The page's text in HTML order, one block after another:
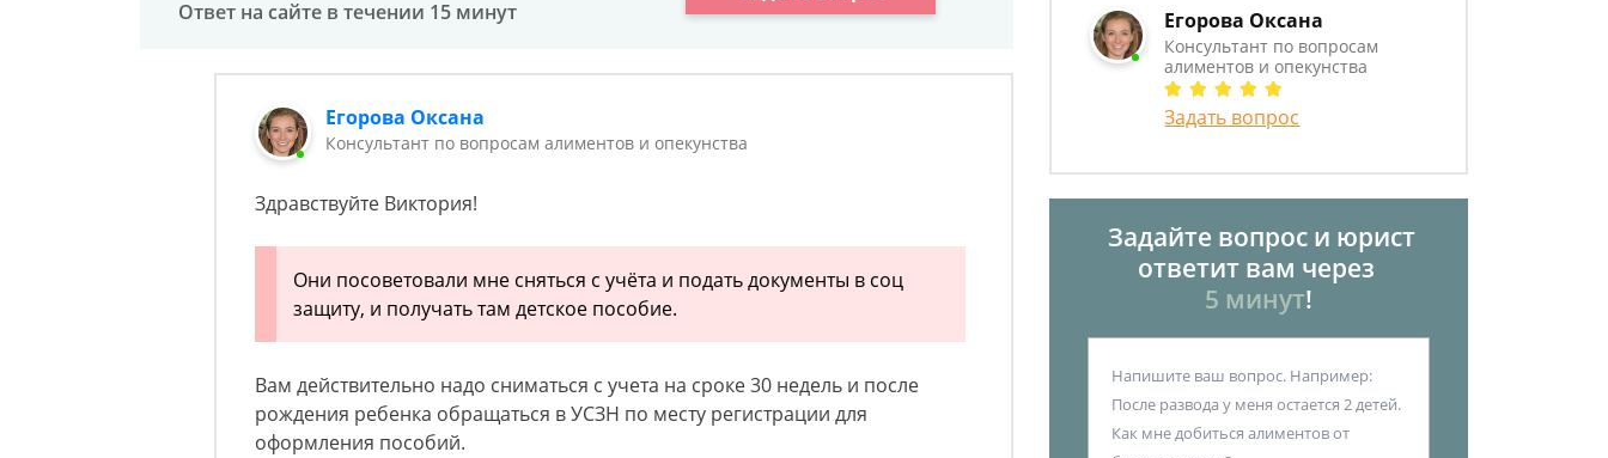
Ответ на сайте в течении 15 минут
Егорова Оксана
Консультант по вопросам алиментов и опекунства
Здравствуйте Виктория!
Они посоветовали мне сняться с учёта и подать документы в соц
защиту, и получать там детское пособие.
Вам действительно надо сниматься с учета на сроке 30 недель и после
рождения ребенка обращаться в УСЗН по месту регистрации для
оформления пособий.
Егорова Оксана
Консультант по вопросам
алиментов и опекунства
Задать вопрос
Задайте вопрос и юрист
ответит вам через
5 минут!